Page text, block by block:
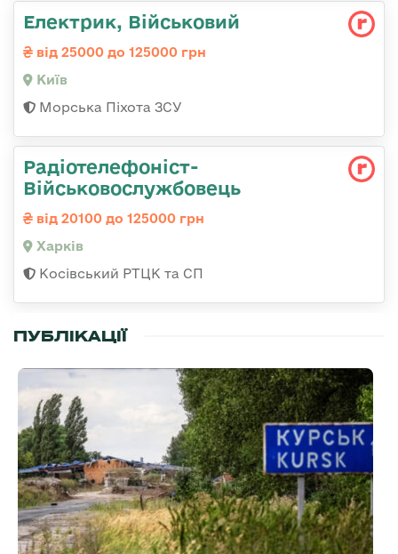
Електрик, Військовий
від 25000 до 125000 грн
Київ
Морська Піхота ЗСУ
Радіотелефоніст-
Військовослужбовець
від 20100 до 125000 грн
Харків
Косівський РТЦК та СП
ПУБЛІКАЦІЇ